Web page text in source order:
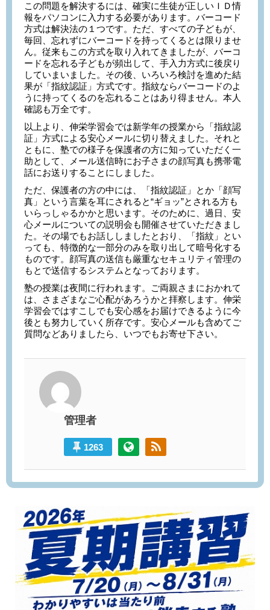
この問題を解決するには、確実に生徒が正しいＩＤ情
報をパソコンに入力する必要があります。バーコード
方式は解決法の１つです。ただ、すべての子どもが、
毎回、忘れずにバーコードを持ってくるとは限りませ
ん。従来もこの方式を取り入れてきましたが、バーコ
ードを忘れる子どもが頻出して、手入力方式に後戻り
していまいました。その後、いろいろ検討を進めた結
果が「指紋認証」方式です。指紋ならバーコードのよ
うに持ってくるのを忘れることはあり得ません。本人
確認も万全です。
以上より、伸栄学習会では新学年の授業から「指紋認
証」方式による安心メールに切り替えました。それと
ともに、塾での様子を保護者の方に知っていただく一
助として、メール送信時にお子さまの顔写真も携帯電
話にお送りすることにしました。
ただ、保護者の方の中には、「指紋認証」とか「顔写
真」という言葉を耳にされると“ギョッ”とされる方も
いらっしゃるかかと思います。そのために、過日、安
心メールについての説明会も開催させていただきまし
た。その場でもお話ししましたとおり、「指紋」とい
っても、特徴的な一部分のみを取り出して暗号化する
ものです。顔写真の送信も厳重なセキュリティ管理の
もとで送信するシステムとなっております。
塾の授業は夜間に行われます。ご両親さまにおかれて
は、さまざまなご心配があろうかと拝察します。伸栄
学習会ではすこしでも安心感をお届けできるように今
後とも努力していく所存です。安心メールも含めてご
質問などありましたら、いつでもお寄せ下さい。
管理者
1263